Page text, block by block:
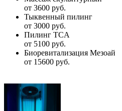
от 3600 руб.
Тыквенный пилинг
от 3000 руб.
Пилинг TCA
от 5100 руб.
Биоревитализация Мезоай
от 15600 руб.